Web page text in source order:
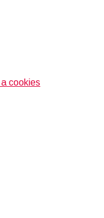
cookies